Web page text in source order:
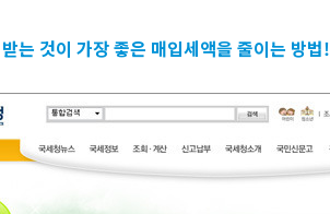
는 것이 가장 좋은 매입세액을 줄이는 방법!